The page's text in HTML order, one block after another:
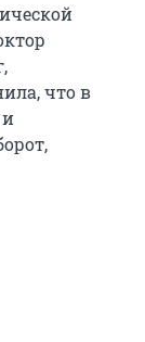
что в